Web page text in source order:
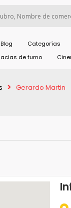
Categorías
de turno
Gerardo Martin